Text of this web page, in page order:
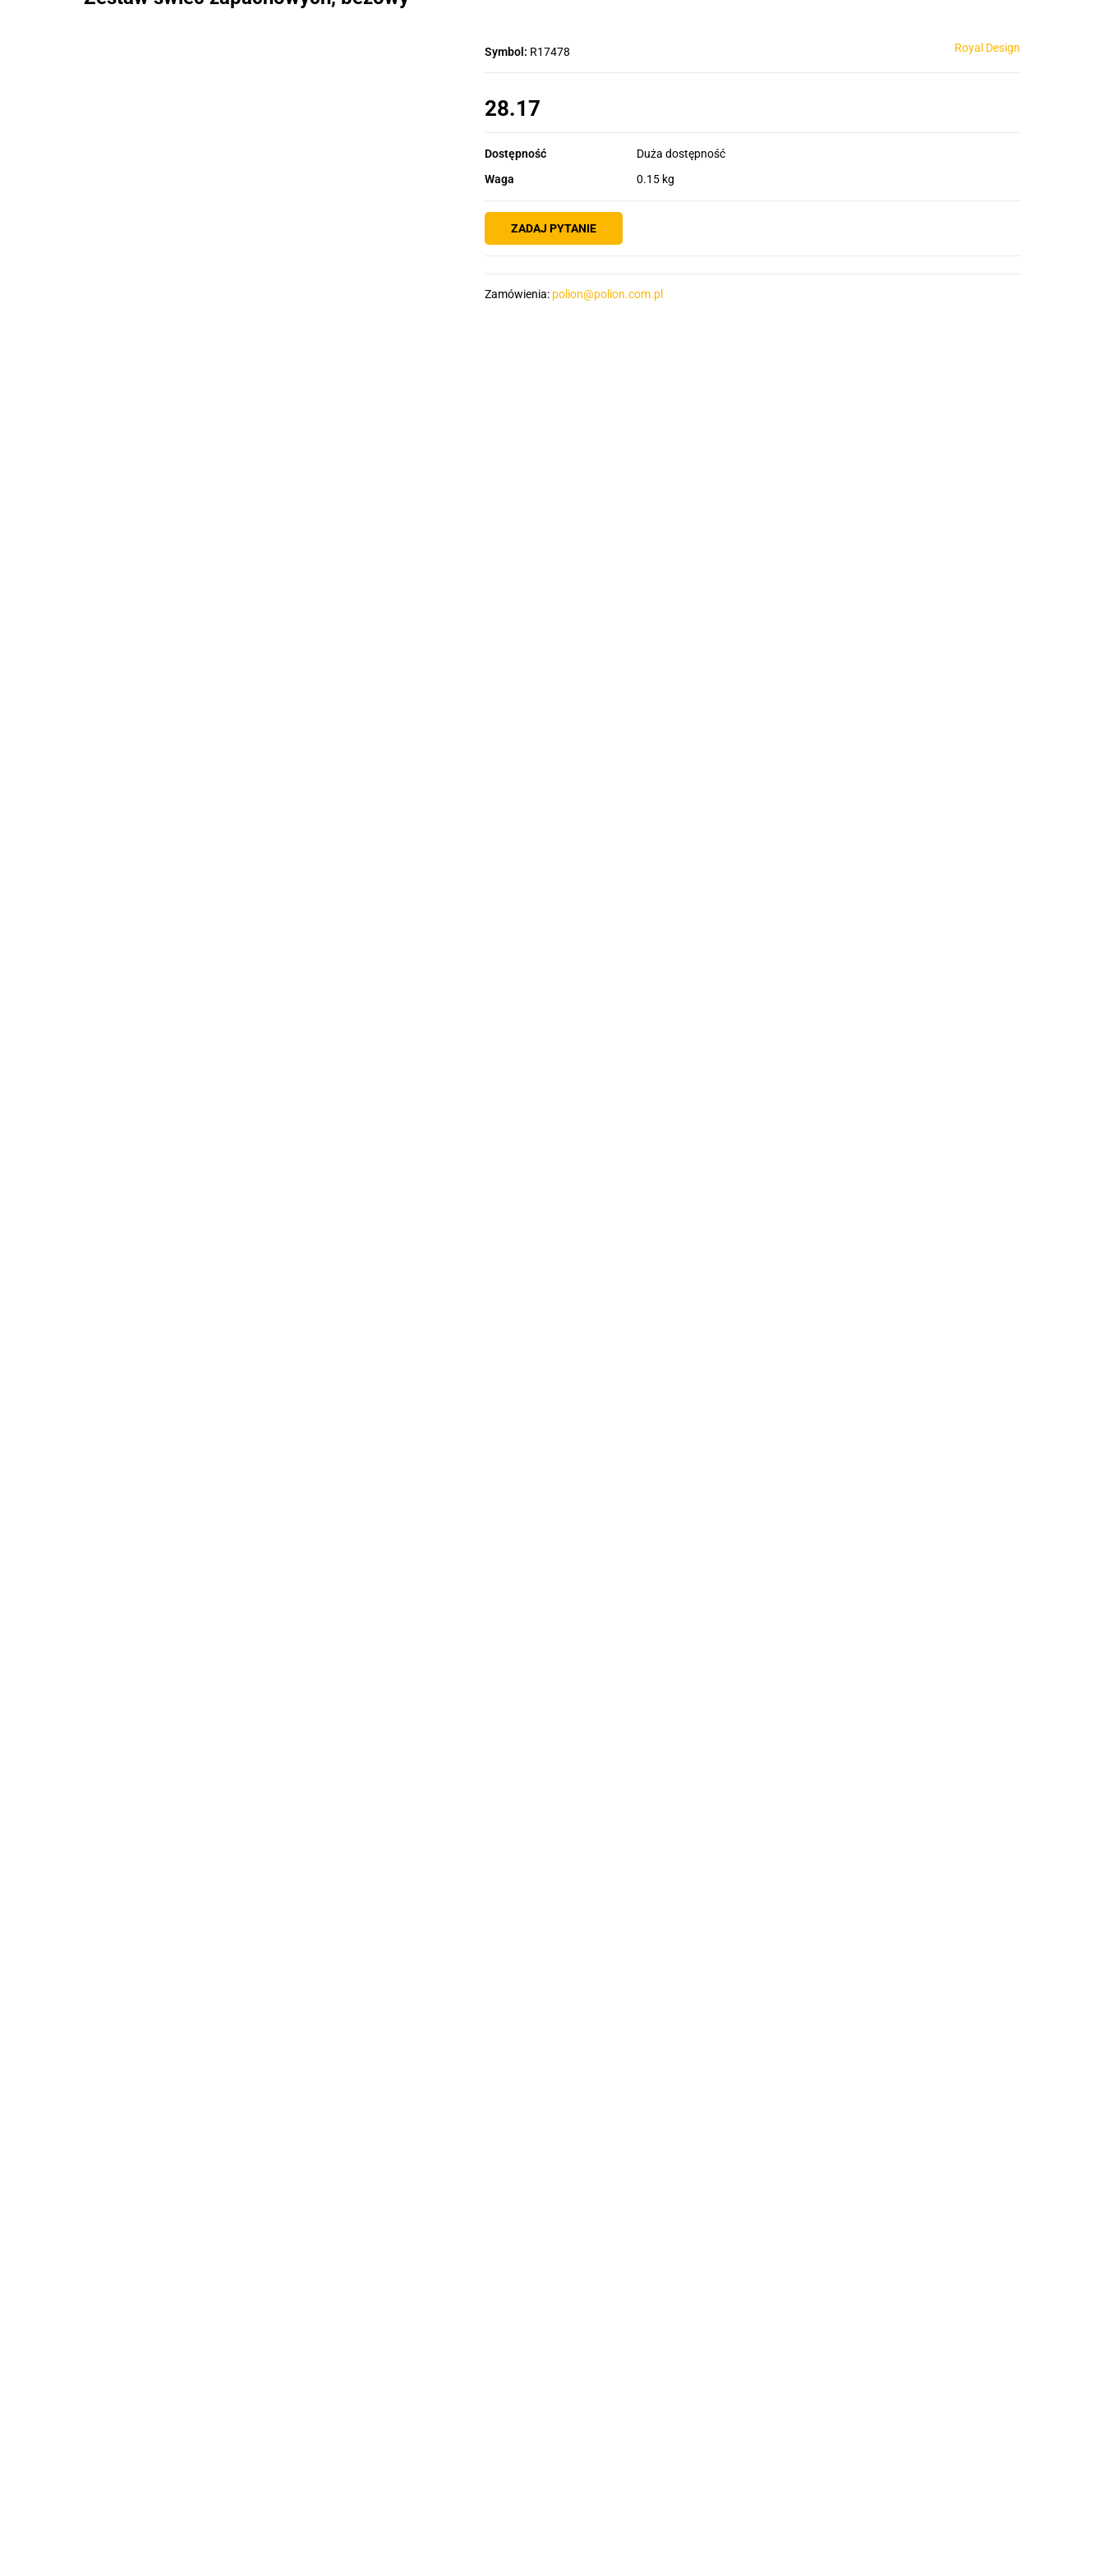
Symbol: R17478 Royal Design
28.17
Dostępność
Duża dostępność
Waga
0.15 kg
ZADAJ PYTANIE
Zamówienia: polion@polion.com.pl